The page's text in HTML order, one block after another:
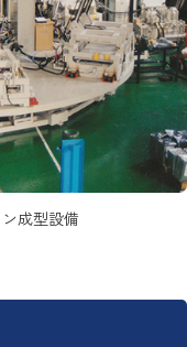
成型設備